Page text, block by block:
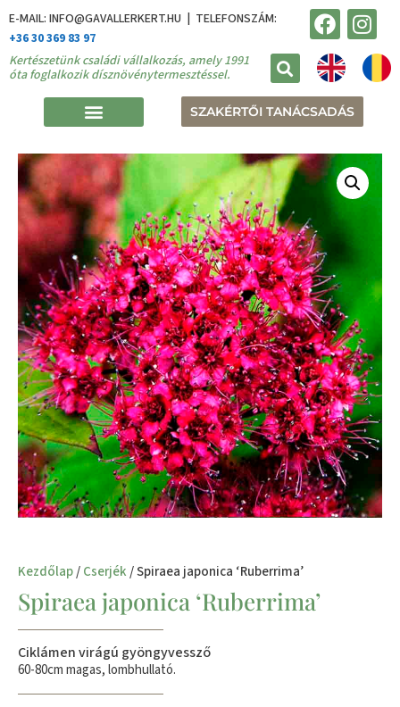
E-MAIL: INFO@GAVALLERKERT.HU | TELEFONSZÁM:
+36 30 369 83 97
Kertészetünk családi vállalkozás, amely 1991
óta foglalkozik dísznövénytermesztéssel.
SZAKÉRTŐI TANÁCSADÁS
Kezdőlap/Cserjék/ Spiraea japonica ‘Ruberrima’
Spiraea japonica ‘Ruberrima’
Ciklámen virágú gyöngyvessző
60-80cm magas, lombhullató.